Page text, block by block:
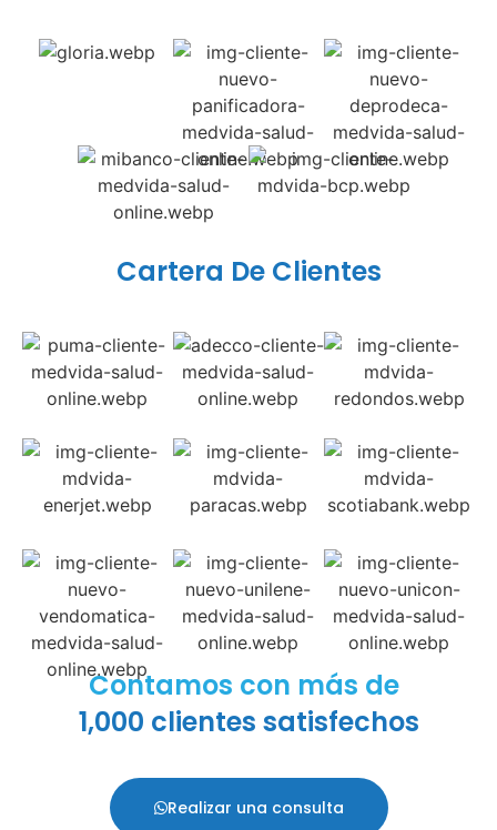
Cartera De Clientes
Contamos con más de
1,000 clientes satisfechos
Realizar una consulta